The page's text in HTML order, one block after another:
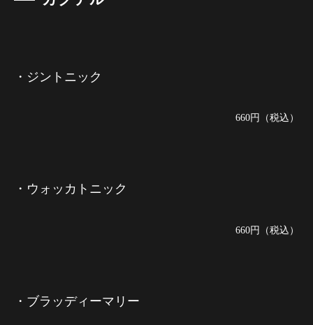
・ジントニック
660円（税込）
・ウォッカトニック
660円（税込）
・ブラッディーマリー